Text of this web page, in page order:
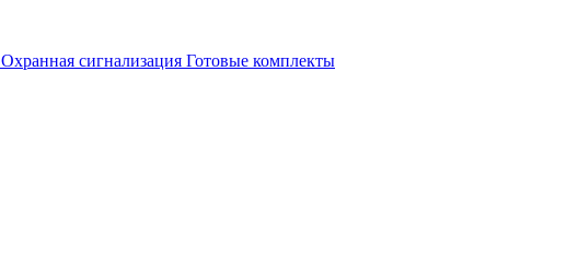
Охранная сигнализация Готовые комплекты